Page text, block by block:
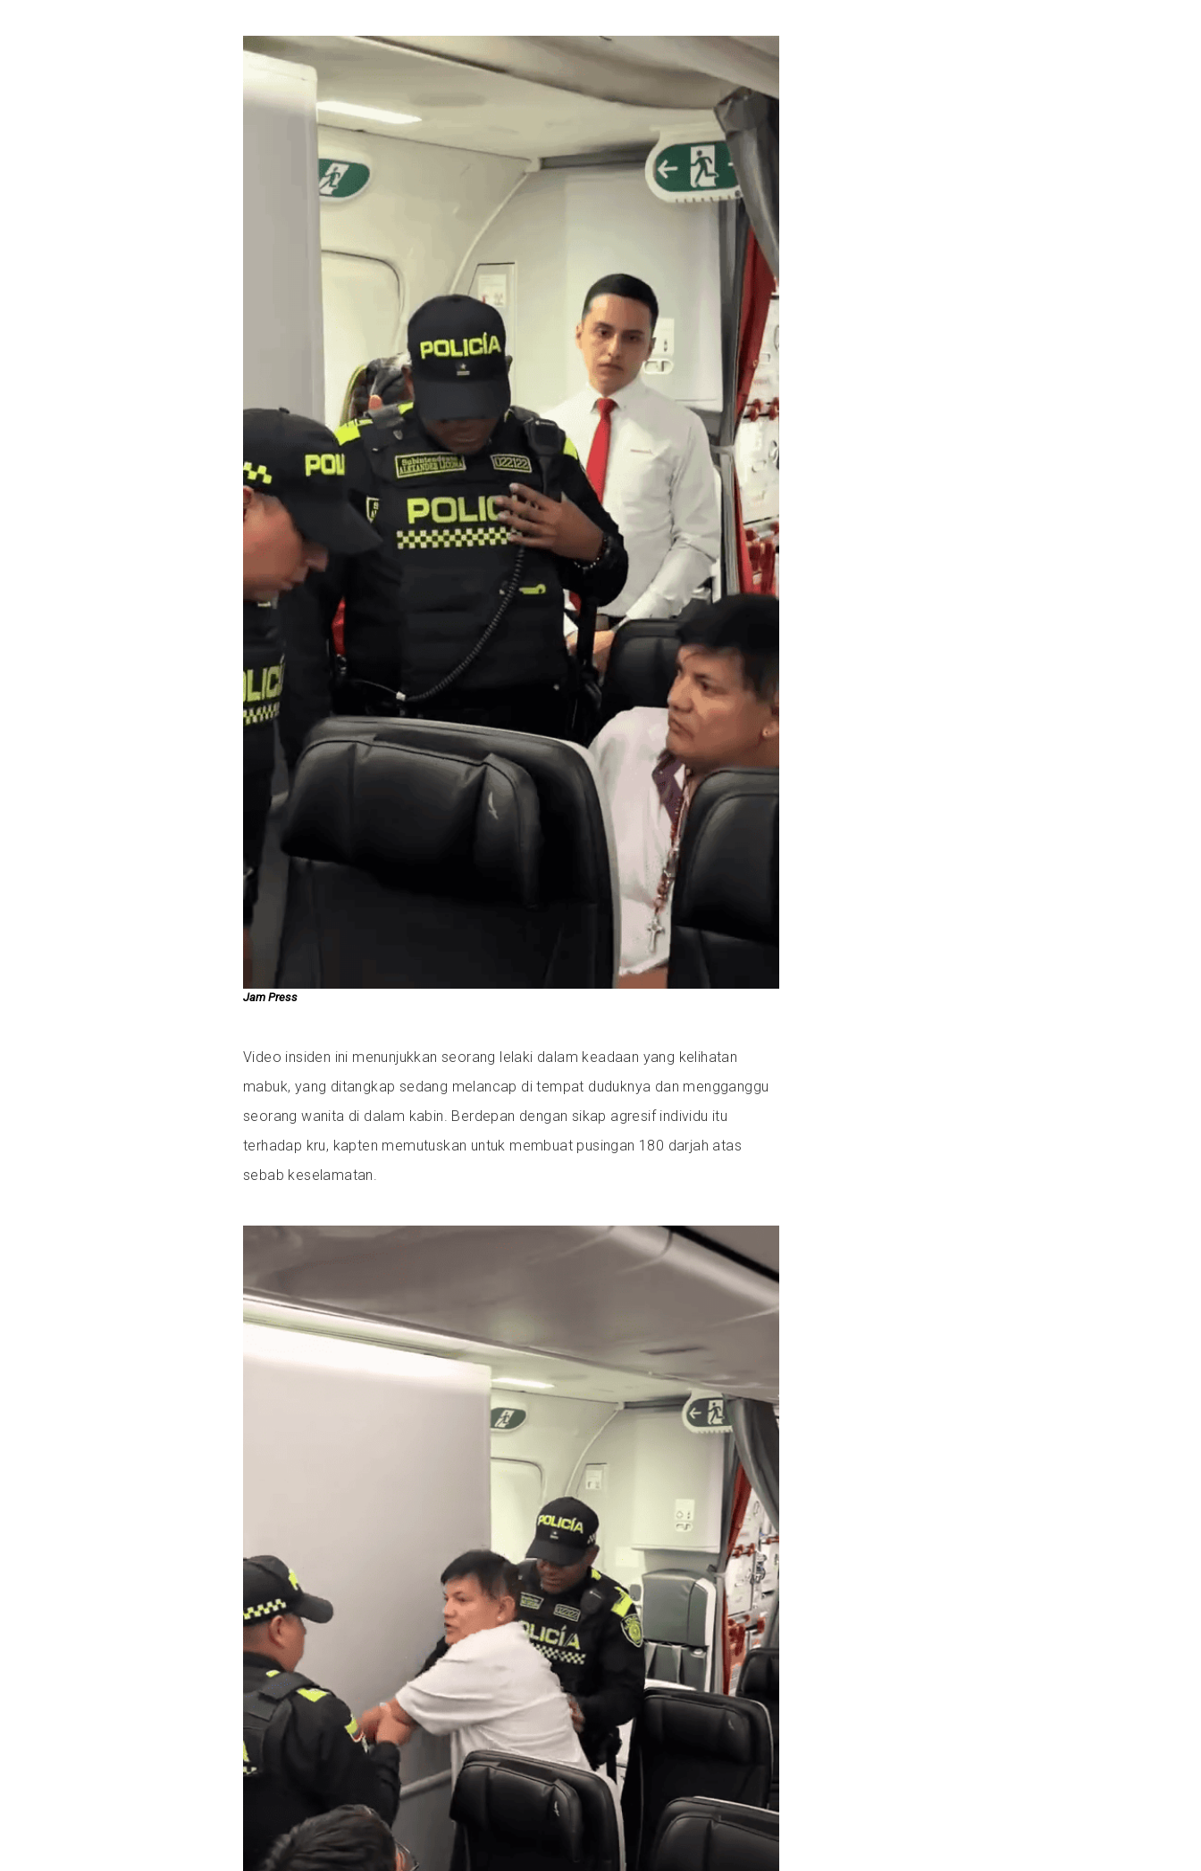
Jam Press
Video insiden ini menunjukkan seorang lelaki dalam keadaan yang kelihatan
mabuk, yang ditangkap sedang melancap di tempat duduknya dan mengganggu
seorang wanita di dalam kabin. Berdepan dengan sikap agresif individu itu
terhadap kru, kapten memutuskan untuk membuat pusingan 180 darjah atas
sebab keselamatan.